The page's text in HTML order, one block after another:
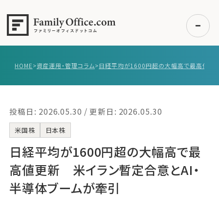
事例紹介
エキスパート一覧
無料講座
コラム
利用者の声
HOME>資産運用・管理コラム>
投稿日: 2026.05.30 / 更新日: 2026.05.30
米国株 日本株
日経平均が1600円超の大幅高で最
高値更新 米イラン暫定合意とAI・
半導体ブームが牽引